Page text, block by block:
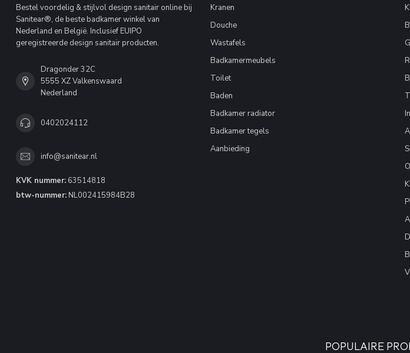
Bestel voordelig & stijlvol design sanitair online bij
Sanitear®, de beste badkamer winkel van
Nederland en België. Inclusief EUIPO
geregistreerde design sanitair producten.
Dragonder 32C
5555 XZ Valkenswaard
Nederland
0402024112
info@sanitear.nl
KVK nummer: 63514818
btw-nummer: NL002415984B28
Kranen
Douche
Wastafels
Badkamermeubels
Toilet
Baden
Badkamer radiator
Badkamer tegels
Aanbieding
POPULAIRE